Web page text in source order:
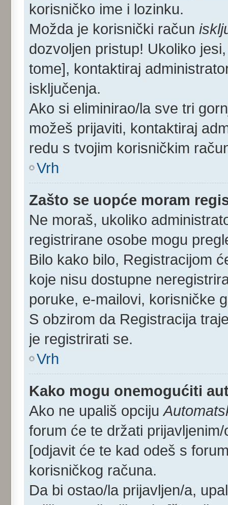
korisničko ime i lozinku.
Možda je korisnički račun
dozvoljen pristup! Ukoliko
tome], kontaktiraj
isključenja.
Ako si eliminirao/la sve tri
možeš prijaviti, kontaktiraj
redu s tvojim korisničkim
Vrh
Zašto se uopće moram
Ne moraš, ukoliko
registrirane osobe mogu
Bilo kako bilo, Registracijom
koje nisu dostupne
poruke, e-mailovi, korisničke
S obzirom da Registracija
je registrirati se.
Vrh
Kako mogu onemogućiti
Ako ne upališ opciju
forum će te držati
[odjavit će te kad odeš s
korisničkog računa.
Da bi ostao/la prijavljen/a,